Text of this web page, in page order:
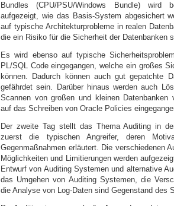
Bundles (CPU/PSU/Windows Bundle) wird
aufgezeigt, wie das Basis-System abgesichert
auf typische Architekturprobleme in realen
die ein Risiko für die Sicherheit der Datenbanken
Es wird ebenso auf typische
PL/SQL Code eingegangen, welche ein großes
können. Dadurch können auch gut gepatchte
gefährdet sein. Darüber hinaus werden auch
Scannen von großen und kleinen Datenbanken
auf das Schreiben von Oracle Policies
Der zweite Tag stellt das Thema Auditing in
zuerst die typischen Angreifer, deren
Gegenmaßnahmen erläutert. Die verschiedenen
Möglichkeiten und Limitierungen werden
Entwurf von Auditing Systemen und alternative
das Umgehen von Auditing Systemen, die
die Analyse von Log-Daten sind Gegenstand des